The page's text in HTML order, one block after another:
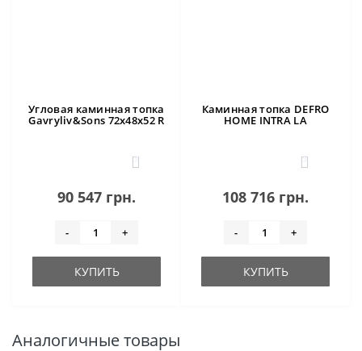
Угловая каминная топка
Gavryliv&Sons 72x48x52 R
3
90 547 грн.
- +
КУПИТЬ
Каминная топка DEFRO
HOME INTRA LA
5
108 716 грн.
- +
КУПИТЬ
Аналогичные товары